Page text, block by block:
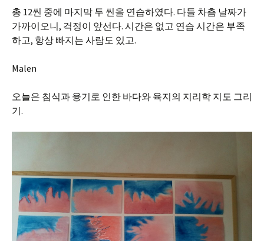
총 12씬 중에 마지막 두 씬을 연습하였다. 다들 차츰 날짜가
가까이오니, 걱정이 앞선다. 시간은 없고 연습 시간은 부족
하고, 항상 빠지는 사람도 있고.
Malen
오늘은 침식과 융기로 인한 바다와 육지의 지리학 지도 그리
기.